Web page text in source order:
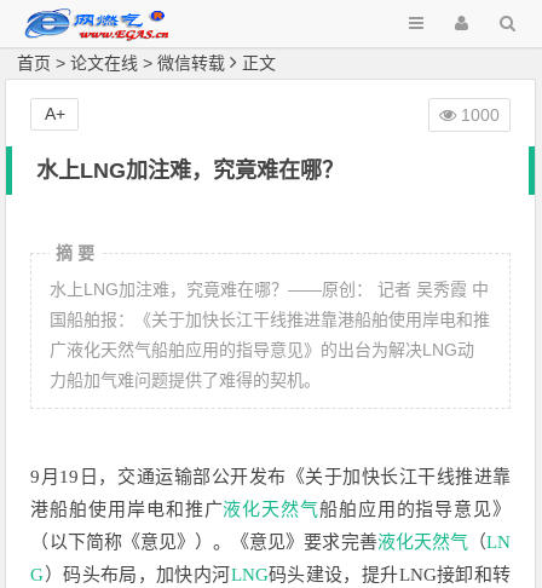
首页 >论文在线 >微信转载 正文
水上LNG加注难，究竟难在哪？
摘 要
水上LNG加注难，究竟难在哪？——原创： 记者 吴秀霞 中
国船舶报：《关于加快长江干线推进靠港船舶使用岸电和推
广液化天然气船舶应用的指导意见》的出台为解决LNG动
力船加气难问题提供了难得的契机。
9月19日，交通运输部公开发布《关于加快长江干线推进靠
港船舶使用岸电和推广液化天然气船舶应用的指导意见》
（以下简称《意见》）。《意见》要求完善液化天然气 （LN
G）码头布局，加快内河 LNG码头建设，提升LNG接卸和转
1000
A+